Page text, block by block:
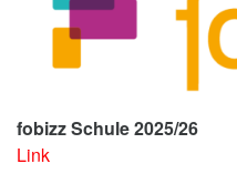
fobizz Schule 2025/26
Link